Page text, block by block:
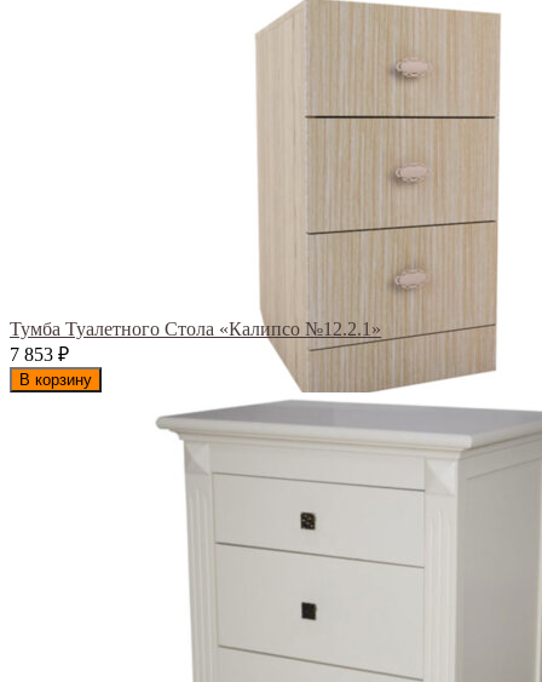
Тумба Туалетного Стола «Калипсо №12.2.1»
7 853 ₽
В корзину